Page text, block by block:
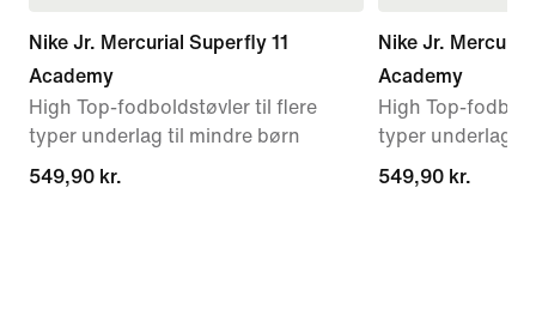
Nike Jr. Mercurial Superfly 11
Academy
High Top-fodboldstøvler til flere
typer underlag til mindre børn
549,90 kr.
549,90 kr.
Nike Jr.
Academy
High Top-
typer underlag
549,90 kr.
549,90 kr.